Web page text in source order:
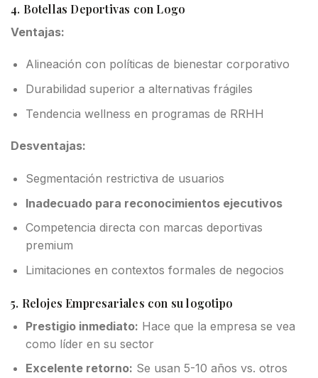
4. Botellas Deportivas con Logo
Ventajas:
Alineación con políticas de bienestar corporativo
Durabilidad superior a alternativas frágiles
Tendencia wellness en programas de RRHH
Desventajas:
Segmentación restrictiva de usuarios
Inadecuado para reconocimientos ejecutivos
Competencia directa con marcas deportivas
premium
Limitaciones en contextos formales de negocios
5. Relojes Empresariales con su logotipo
Prestigio inmediato: Hace que la empresa se vea
como líder en su sector
Excelente retorno: Se usan 5-10 años vs. otros